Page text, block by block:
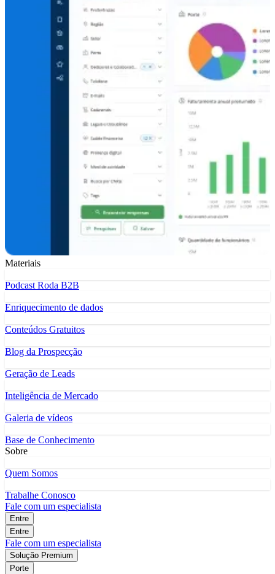
Materiais
Podcast Roda B2B
Enriquecimento de dados
Conteúdos Gratuitos
Blog da Prospecção
Geração de Leads
Inteligência de Mercado
Galeria de vídeos
Base de Conhecimento
Sobre
Quem Somos
Trabalhe Conosco
Fale com um especialista
Entre
Entre
Fale com um especialista
Solução Premium
Porte